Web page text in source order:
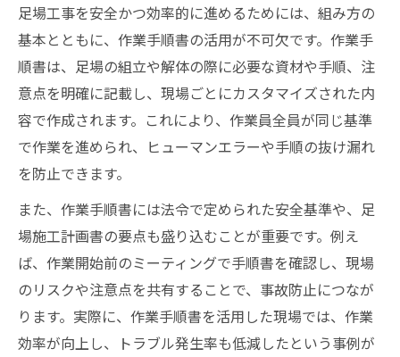
足場工事を安全かつ効率的に進めるためには、組み方の
基本とともに、作業手順書の活用が不可欠です。作業手
順書は、足場の組立や解体の際に必要な資材や手順、注
意点を明確に記載し、現場ごとにカスタマイズされた内
容で作成されます。これにより、作業員全員が同じ基準
で作業を進められ、ヒューマンエラーや手順の抜け漏れ
を防止できます。
また、作業手順書には法令で定められた安全基準や、足
場施工計画書の要点も盛り込むことが重要です。例え
ば、作業開始前のミーティングで手順書を確認し、現場
のリスクや注意点を共有することで、事故防止につなが
ります。実際に、作業手順書を活用した現場では、作業
効率が向上し、トラブル発生率も低減したという事例が